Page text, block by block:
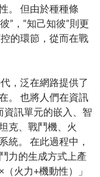
。 但由於種種條
”，“知己知彼”則更
的環節，從而在戰
，泛在網路提供了
。 也將人們在資訊
資訊單元的嵌入、智
克、戰鬥機、火
統。 在此過程中，
力的生成方式上產
火力+機動性）」